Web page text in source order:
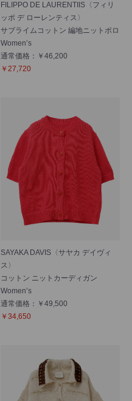
FILIPPO DE LAURENTIIS〈フィリ
ッポ デ ローレンティス〉
サブライムコットン 編地ニットポロ
Women’s
通常価格：￥46,200
￥27,720
SAYAKA DAVIS〈サヤカ デイヴィ
ス〉
コットン ニットカーディガン
Women’s
通常価格：￥49,500
￥34,650